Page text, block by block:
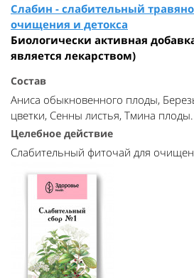
Слабин - слабительный
очищения и детокса
Биологически активная
является лекарством)
Состав
Аниса обыкновенного плоды,
цветки, Сенны листья, Тмина плоды.
Целебное действие
Слабительный фиточай для